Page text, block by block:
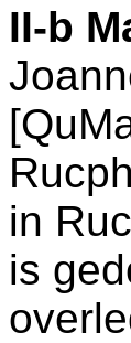
II-b
in
is